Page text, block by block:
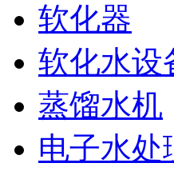
软化器
软化水设
蒸馏水机
电子水处